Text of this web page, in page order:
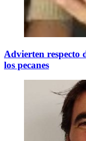
Advierten respecto
los pecanes